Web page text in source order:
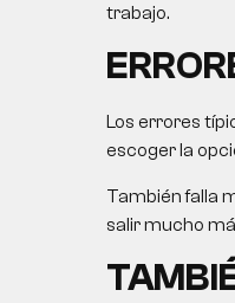
trabajo.
Los errores
escoger la
También falla
salir mucho